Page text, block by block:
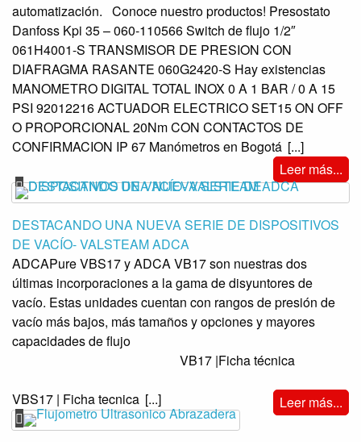
automatización. Conoce nuestro productos! Presostato
Danfoss Kpi 35 – 060-110566 Switch de flujo 1/2″
061H4001-S TRANSMISOR DE PRESION CON
DIAFRAGMA RASANTE 060G2420-S Hay existencias
MANOMETRO DIGITAL TOTAL INOX 0 A 1 BAR / 0 A 15
PSI 92012216 ACTUADOR ELECTRICO SET15 ON OFF
O PROPORCIONAL 20Nm CON CONTACTOS DE
CONFIRMACION IP 67 Manómetros en Bogotá [...]
Leer más...
DESTACANDO UNA NUEVA SERIE DE DISPOSITIVOS
DE VACÍO- VALSTEAM ADCA
ADCAPure VBS17 y ADCA VB17 son nuestras dos
últimas incorporaciones a la gama de disyuntores de
vacío. Estas unidades cuentan con rangos de presión de
vacío más bajos, más tamaños y opciones y mayores
capacidades de flujo
VB17 |Ficha técnica
VBS17 | Ficha tecnica [...] Leer más...